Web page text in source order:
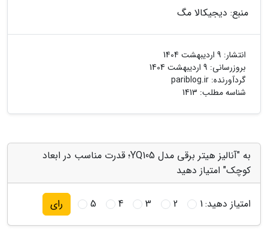
منبع: دیجیکالا مگ
انتشار: 9 اردیبهشت 1404
بروزرسانی: 9 اردیبهشت 1404
گردآورنده: pariblog.ir
شناسه مطلب: 1413
به "آنالیز هیتر برقی مدل YQ105؛ قدرت مناسب در ابعاد
کوچک" امتیاز دهید
امتیاز دهید:1
2
3
4
5 رای